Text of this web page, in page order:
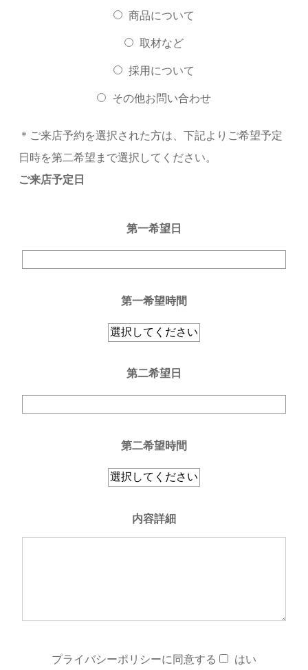
商品について
取材など
採用について
その他お問い合わせ
＊ご来店予約を選択された方は、下記よりご希望予定
日時を第二希望まで選択してください。
ご来店予定日
第一希望日
第一希望時間
第二希望日
第二希望時間
内容詳細
プライバシーポリシーに同意する はい